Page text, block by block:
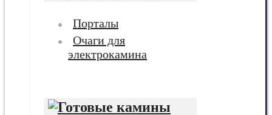
Порталы
Очаги для
электрокамина